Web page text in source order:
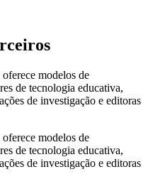
modelos de
de tecnologia educativa,
de investigação e editoras
modelos de
de tecnologia educativa,
de investigação e editoras